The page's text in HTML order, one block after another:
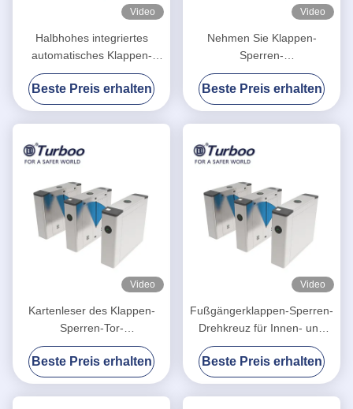
Video
Halbhohes integriertes
automatisches Klappen-
Sperren-Drehkreuz mit
Gesichtserkennung
Beste Preis erhalten
Video
Nehmen Sie Klappen-
Sperren-
Tor-/Eintrittsbarriere-System-
von Selbstzurückstellen-
Funktion Fingerabdrücke
Beste Preis erhalten
Video
Kartenleser des Klappen-
Sperren-Tor-
Zugriffskontrollsystem-
Integarted RFID und QR-
Scanner
Beste Preis erhalten
Video
Fußgängerklappen-Sperren-
Drehkreuz für Innen- und
Security Management im
Freien
Beste Preis erhalten